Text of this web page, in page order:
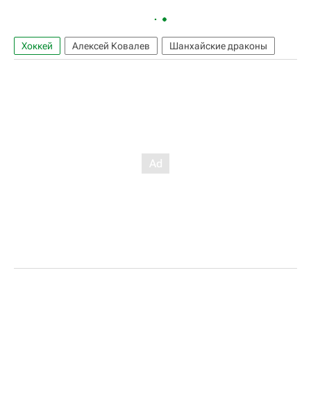
Хоккей Алексей Ковалев Шанхайские драконы